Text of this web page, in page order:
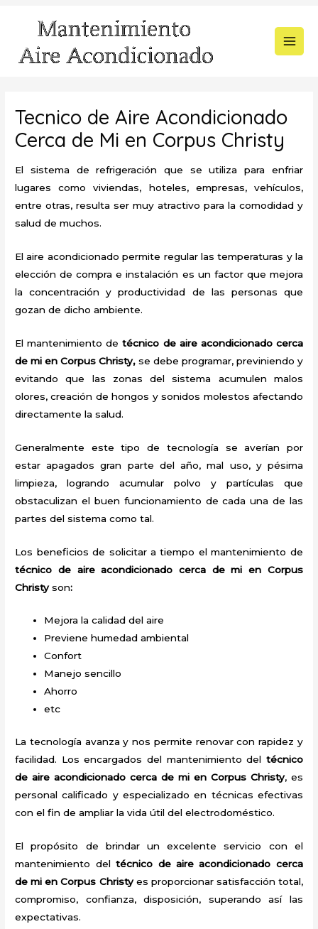
contenido
Tecnico de Aire Acondicionado
Cerca de Mi en Corpus Christy
El sistema de refrigeración que se utiliza para enfriar
lugares como viviendas, hoteles, empresas, vehículos,
entre otras, resulta ser muy atractivo para la comodidad y
salud de muchos.
El aire acondicionado permite regular las temperaturas y la
elección de compra e instalación es un factor que mejora
la concentración y productividad de las personas que
gozan de dicho ambiente.
El mantenimiento de técnico de aire acondicionado cerca
de mi en Corpus Christy,se debe programar, previniendo y
evitando que las zonas del sistema acumulen malos
olores, creación de hongos y sonidos molestos afectando
directamente la salud.
Generalmente este tipo de tecnología se averían por
estar apagados gran parte del año, mal uso, y pésima
limpieza, logrando acumular polvo y partículas que
obstaculizan el buen funcionamiento de cada una de las
partes del sistema como tal.
Los beneficios de solicitar a tiempo el mantenimiento de
técnico de aire acondicionado cerca de mien Corpus
Christyson:
Mejora la calidad del aire
Previene humedad ambiental
Confort
Manejo sencillo
Ahorro
etc
La tecnología avanza y nos permite renovar con rapidez y
facilidad. Los encargados del mantenimiento del técnico
de aire acondicionado cerca de mi en Corpus Christy, es
personal calificado y especializado en técnicas efectivas
con el fin de ampliar la vida útil del electrodoméstico.
El propósito de brindar un excelente servicio con el
mantenimiento deltécnico de aire acondicionado cerca
de mi en Corpus Christyes proporcionar satisfacción total,
compromiso, confianza, disposición, superando así las
expectativas.